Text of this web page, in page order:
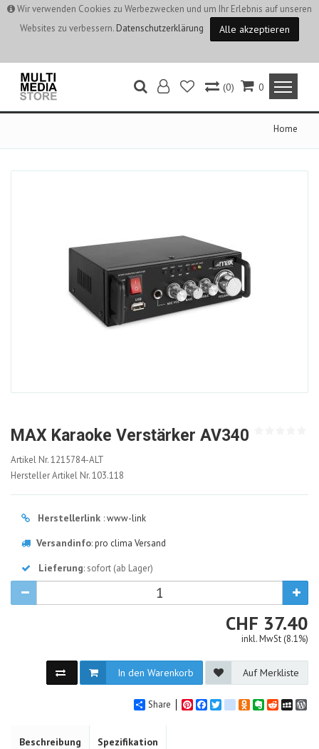
Wir verwenden Cookies zu Werbezwecken und um Ihr Erlebnis auf unseren
Websites zu verbessern. Datenschutzerklärung Alle akzeptieren
0
(0)
Home
MAX Karaoke Verstärker AV340
1215784-
ALT
Artikel Nr.1215784-ALT
Hersteller Artikel Nr.103.118
Herstellerlink :www-link
Versandinfo:pro clima Versand
Lieferung: sofort (ab Lager)
CHF CHF
37.40
inkl. MwSt (8.1%)
In den Warenkorb Auf Merkliste
Share PinterestFacebook
Twittergoogle_bookmarks
Odnoklassniki
Evernote
Reddit
Beschreibung Spezifikation